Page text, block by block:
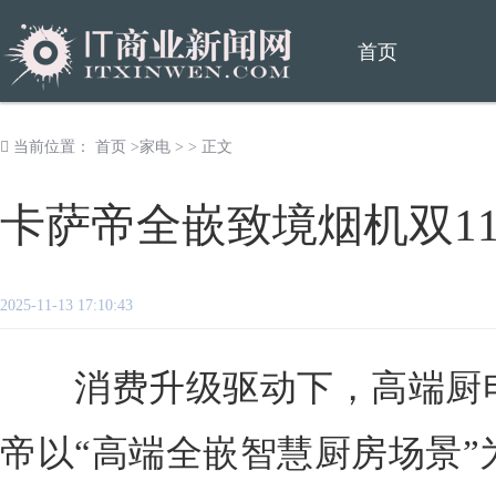
首页
当前位置： 首页 >家电 > > 正文
卡萨帝全嵌致境烟机双
2025-11-13 17:10:43
消费升级驱动下，高端厨
帝以“高端全嵌智慧厨房场景